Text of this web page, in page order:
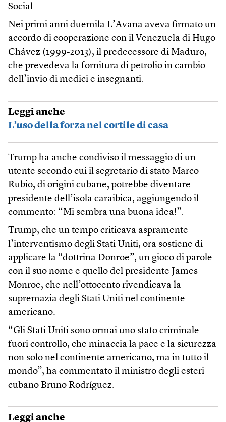
Social.
Nei primi anni duemila L’Avana aveva firmato un
accordo di cooperazione con il Venezuela di Hugo
Chávez (1999-2013), il predecessore di Maduro,
che prevedeva la fornitura di petrolio in cambio
dell’invio di medici e insegnanti.
Leggi anche
L’uso della forza nel cortile di casa
Trump ha anche condiviso il messaggio di un
utente secondo cui il segretario di stato Marco
Rubio, di origini cubane, potrebbe diventare
presidente dell’isola caraibica, aggiungendo il
commento: “Mi sembra una buona idea!”.
Trump, che un tempo criticava aspramente
l’interventismo degli Stati Uniti, ora sostiene di
applicare la “dottrina Donroe”, un gioco di parole
con il suo nome e quello del presidente James
Monroe, che nell’ottocento rivendicava la
supremazia degli Stati Uniti nel continente
americano.
“Gli Stati Uniti sono ormai uno stato criminale
fuori controllo, che minaccia la pace e la sicurezza
non solo nel continente americano, ma in tutto il
mondo”, ha commentato il ministro degli esteri
cubano Bruno Rodríguez.
Leggi anche